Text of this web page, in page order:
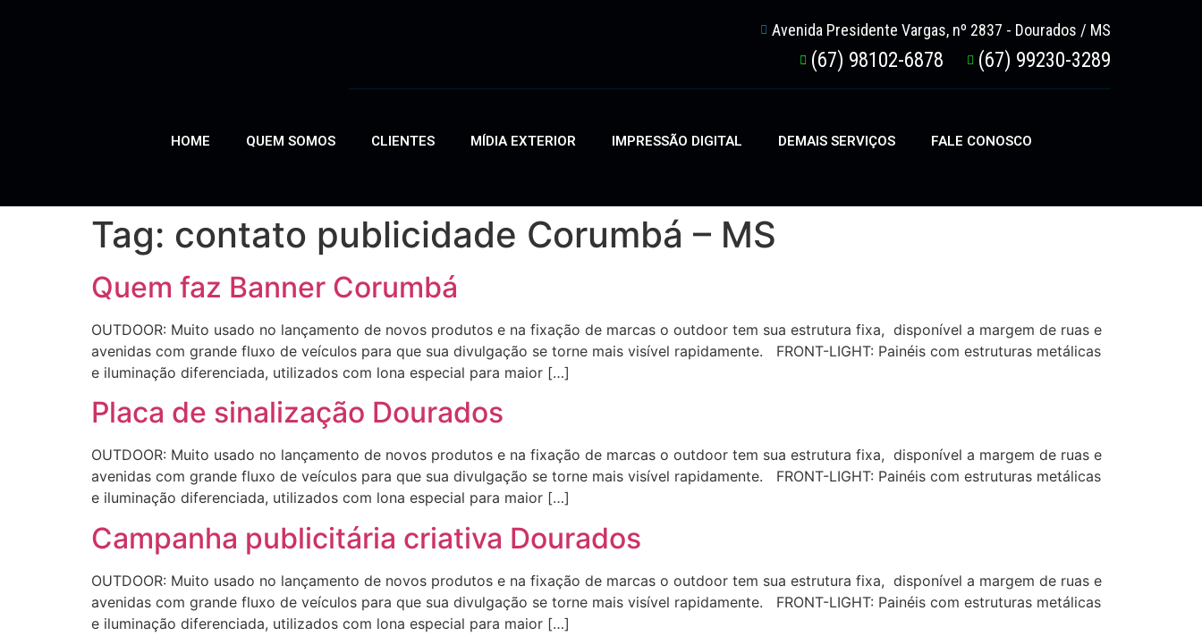
Avenida Presidente Vargas, nº 2837 - Dourados / MS
(67) 98102-6878 (67) 99230-3289
HOME QUEM SOMOS CLIENTES MÍDIA EXTERIOR IMPRESSÃO DIGITAL DEMAIS SERVIÇOS FALE CONOSCO
Tag: contato publicidade Corumbá – MS
Quem faz Banner Corumbá
OUTDOOR: Muito usado no lançamento de novos produtos e na fixação de marcas o outdoor tem sua estrutura fixa, disponível a margem de ruas e
avenidas com grande fluxo de veículos para que sua divulgação se torne mais visível rapidamente. FRONT-LIGHT: Painéis com estruturas metálicas
e iluminação diferenciada, utilizados com lona especial para maior […]
Placa de sinalização Dourados
OUTDOOR: Muito usado no lançamento de novos produtos e na fixação de marcas o outdoor tem sua estrutura fixa, disponível a margem de ruas e
avenidas com grande fluxo de veículos para que sua divulgação se torne mais visível rapidamente. FRONT-LIGHT: Painéis com estruturas metálicas
e iluminação diferenciada, utilizados com lona especial para maior […]
Campanha publicitária criativa Dourados
OUTDOOR: Muito usado no lançamento de novos produtos e na fixação de marcas o outdoor tem sua estrutura fixa, disponível a margem de ruas e
avenidas com grande fluxo de veículos para que sua divulgação se torne mais visível rapidamente. FRONT-LIGHT: Painéis com estruturas metálicas
e iluminação diferenciada, utilizados com lona especial para maior […]